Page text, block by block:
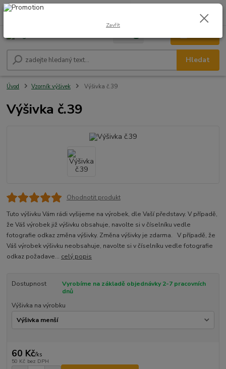
Hledat
+420 604 278 943 0,00 Kč
Úvod Vzorník výšivek Výšivka č.39
Výšivka č.39
Ohodnotit produkt
Tuto výšivku Vám rádi vyšijeme na výrobek, dle Vaší představy. V případě,
že Váš výrobek již výšivku obsahuje, navolte si v číselníku vedle
fotografie odkaz změna výšivky. Změna výšivky je zdarma. V případě, že
Váš výrobek výšivku neobsahuje, navolte si v číselníku vedle fotografie
odkaz požadave... celý popis
Dostupnost
Vyrobíme na základě objednávky 2-7 pracovních
dnů
Výšivka na výrobku
60 Kč/ks
50 Kč bez DPH
Zavřít